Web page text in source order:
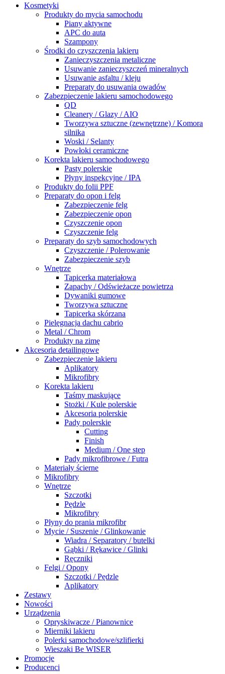
Kosmetyki
Produkty do mycia samochodu
Piany aktywne
APC do auta
Szampony
Środki do czyszczenia lakieru
Zanieczyszczenia metaliczne
Usuwanie zanieczyszczeń mineralnych
Usuwanie asfaltu / kleju
Preparaty do usuwania owadów
Zabezpieczenie lakieru samochodowego
QD
Cleanery / Glazy / AIO
Tworzywa sztuczne (zewnętrzne) / Komora
silnika
Woski / Selanty
Powłoki ceramiczne
Korekta lakieru samochodowego
Pasty polerskie
Płyny inspekcyjne / IPA
Produkty do folii PPF
Preparaty do opon i felg
Zabezpieczenie felg
Zabezpieczenie opon
Czyszczenie opon
Czyszczenie felg
Preparaty do szyb samochodowych
Czyszczenie / Polerowanie
Zabezpieczenie szyb
Wnętrze
Tapicerka materiałowa
Zapachy / Odświeżacze powietrza
Dywaniki gumowe
Tworzywa sztuczne
Tapicerka skórzana
Pielęgnacja dachu cabrio
Metal / Chrom
Produkty na zimę
Akcesoria detailingowe
Zabezpieczenie lakieru
Aplikatory
Mikrofibry
Korekta lakieru
Taśmy maskujące
Stożki / Kule polerskie
Akcesoria polerskie
Pady polerskie
Cutting
Finish
Medium / One step
Pady mikrofibrowe / Futra
Materiały ścierne
Mikrofibry
Wnętrze
Szczotki
Pędzle
Mikrofibry
Płyny do prania mikrofibr
Mycie / Suszenie / Glinkowanie
Wiadra / Separatory / butelki
Gąbki / Rękawice / Glinki
Ręczniki
Felgi / Opony
Szczotki / Pędzle
Aplikatory
Zestawy
Nowości
Urządzenia
Opryskiwacze / Pianownice
Mierniki lakieru
Polerki samochodowe/szlifierki
Wieszaki Be WISER
Promocje
Producenci